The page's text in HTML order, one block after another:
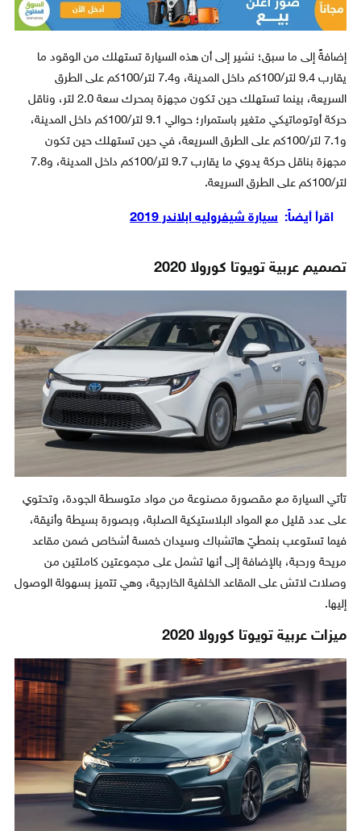
إضافةً إلى ما سبق؛ نشير إلى أن هذه السيارة تستهلك من الوقود ما
يقارب 9.4 لتر/100كم داخل المدينة، و7.4 لتر/100كم على الطرق
السريعة، بينما تستهلك حين تكون مجهزة بمحرك سعة 2.0 لتر، وناقل
حركة أوتوماتيكي متغير باستمرار؛ حوالي 9.1 لتر/100كم داخل المدينة،
و7.1 لتر/100كم على الطرق السريعة، في حين تستهلك حين تكون
مجهزة بناقل حركة يدوي ما يقارب 9.7 لتر/100كم داخل المدينة، و7.8
لتر/100كم على الطرق السريعة.
اقرأ أيضاً: سيارة شيفروليه ابلاندر 2019
تصميم عربية تويوتا كورولا 2020
تأتي السيارة مع مقصورة مصنوعة من مواد متوسطة الجودة، وتحتوي
على عدد قليل مع المواد البلاستيكية الصلبة، وبصورة بسيطة وأنيقة،
فيما تستوعب بنمطيّ هاتشباك وسيدان خمسة أشخاص ضمن مقاعد
مريحة ورحبة، بالإضافة إلى أنها تشمل على مجموعتين كاملتين من
وصلات لاتش على المقاعد الخلفية الخارجية، وهي تتميز بسهولة الوصول
إليها.
ميزات عربية تويوتا كورولا 2020